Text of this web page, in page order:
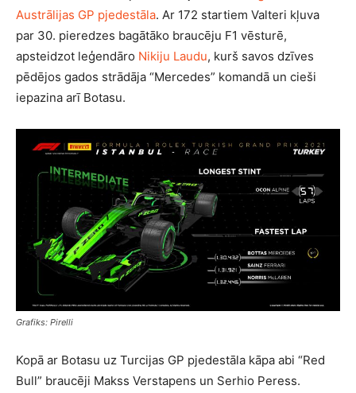
Austrālijas GP pjedestāla. Ar 172 startiem Valteri kļuva
par 30. pieredzes bagātāko braucēju F1 vēsturē,
apsteidzot leģendāro Nikiju Laudu, kurš savos dzīves
pēdējos gados strādāja “Mercedes” komandā un cieši
iepazina arī Botasu.
Grafiks: Pirelli
Kopā ar Botasu uz Turcijas GP pjedestāla kāpa abi “Red
Bull” braucēji Makss Verstapens un Serhio Peress.